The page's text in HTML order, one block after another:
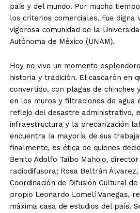
país y del mundo. Por mucho
los criterios comerciales. Fue digna
vigorosa comunidad de la
Autónoma de México (UNAM).
Hoy no vive un momento
historia y tradición. El cascarón en
convertido, con plagas de chinches
en los muros y filtraciones de agua
reflejo del desastre administrativo,
infraestructura y la precarización
encuentra la mayoría de sus
finalmente, es ética de quienes
Benito Adolfo Taibo Mahojo,
radiodifusora; Rosa Beltrán
Coordinación de Difusión Cultural
propio Leonardo Lomelí Vanegas,
máxima casa de estudios del país.